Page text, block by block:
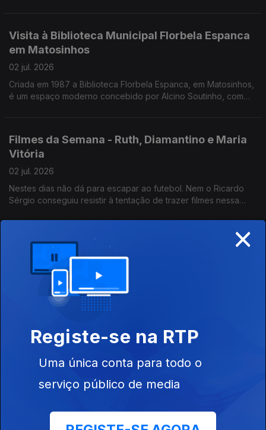
Visita à Biblioteca Municipal Florbela Espanca
em Matosinhos
02 jul. 2026
Criada em 1987 a Biblioteca Florbela Espanca, em Matosinhos,
é um espaço moderno concebido por Alcino Soutinho, com
Filmes da Semana - Ruth, Diamantino e Maria
Vitória
02 jul. 2026
Nestes dias não dá para escapar ao futebol. Nem o Ricardo
Sérgio conseguiu resistir à tentação de trazer filmes nessa
Centros de Ciência Viva juntam-se todos para
celebrar 30 anos
01 jul. 2026
O Pavilhão do Conhecimento recebeu representantes dos
Centros de Ciência Viva de todo país para celebrar o trabalho
conta o João Torgal.
No Centro Ciência Viva do Algarve, aprender é
divertido!
×
Registe-se na RTP
Uma única conta para todo o
serviço público de media